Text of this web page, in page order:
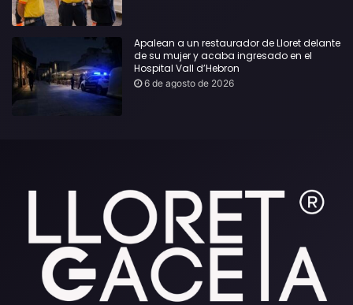
Apalean a un restaurador de Lloret delante
de su mujer y acaba ingresado en el
Hospital Vall d’Hebron
6 de agosto de 2026